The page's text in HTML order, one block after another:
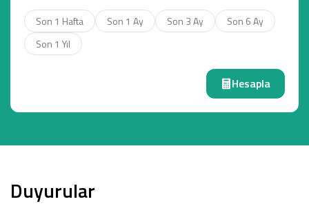
Son 1 Hafta Son 1 Ay Son 3 Ay
Son 6 Ay
Son 1 Yıl
Hesapla
Duyurular